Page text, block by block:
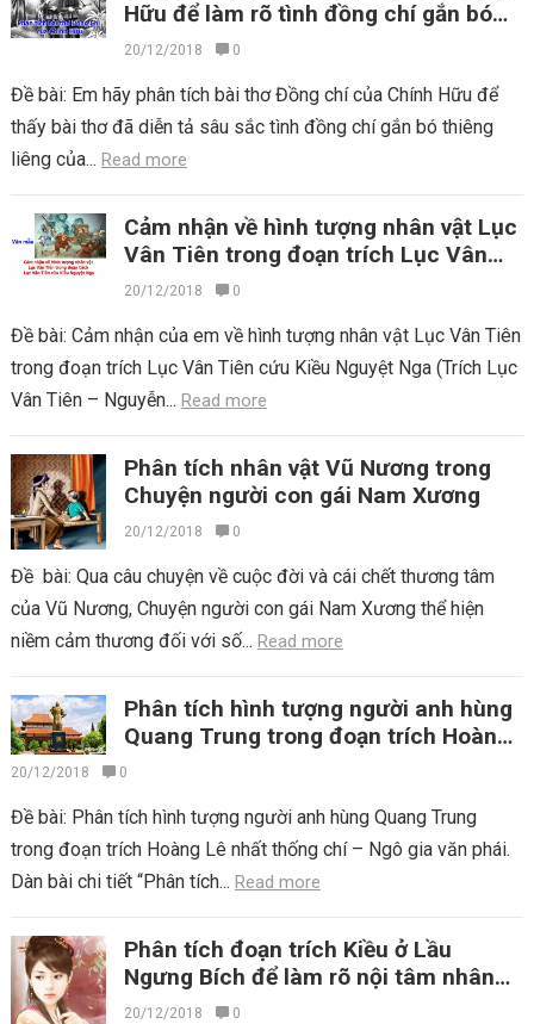
Hữu để làm rõ tình đồng chí gắn bó
của anh bộ đội
20/12/2018 0
Đề bài: Em hãy phân tích bài thơ Đồng chí của Chính Hữu để
thấy bài thơ đã diễn tả sâu sắc tình đồng chí gắn bó thiêng
liêng của... Read more
Cảm nhận về hình tượng nhân vật Lục
Vân Tiên trong đoạn trích Lục Vân
Tiên cứu Kiều Nguyệt Nga
20/12/2018 0
Đề bài: Cảm nhận của em về hình tượng nhân vật Lục Vân Tiên
trong đoạn trích Lục Vân Tiên cứu Kiều Nguyệt Nga (Trích Lục
Vân Tiên – Nguyễn... Read more
Phân tích nhân vật Vũ Nương trong
Chuyện người con gái Nam Xương
20/12/2018 0
Đề bài: Qua câu chuyện về cuộc đời và cái chết thương tâm
của Vũ Nương, Chuyện người con gái Nam Xương thể hiện
niềm cảm thương đối với số... Read more
Phân tích hình tượng người anh hùng
Quang Trung trong đoạn trích Hoàng
Lê nhất thống chí
20/12/2018 0
Đề bài: Phân tích hình tượng người anh hùng Quang Trung
trong đoạn trích Hoàng Lê nhất thống chí – Ngô gia văn phái.
Dàn bài chi tiết “Phân tích... Read more
Phân tích đoạn trích Kiều ở Lầu
Ngưng Bích để làm rõ nội tâm nhân
vật và bút pháp tả cảnh ngụ tình
20/12/2018 0